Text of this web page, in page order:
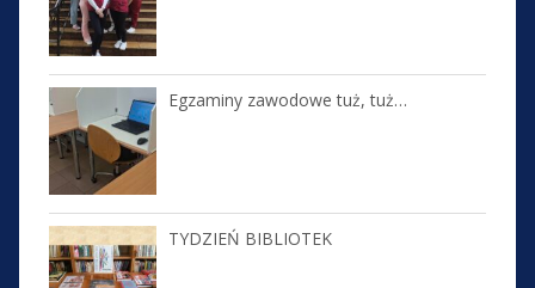
Egzaminy zawodowe tuż, tuż…
TYDZIEŃ BIBLIOTEK